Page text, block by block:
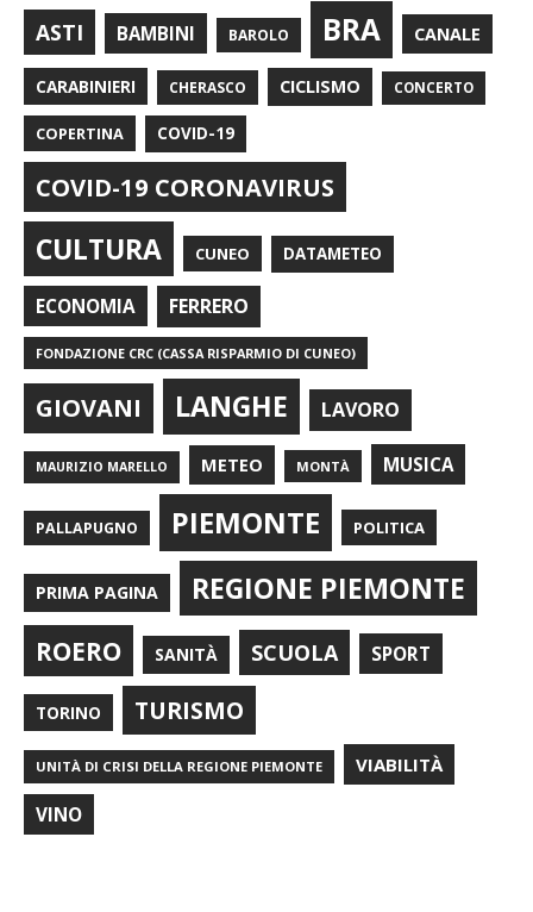
ASTI BAMBINI BAROLO BRA CANALE
CARABINIERI CHERASCO CICLISMO CONCERTO
COPERTINA COVID-19
COVID-19 CORONAVIRUS
CULTURA CUNEO DATAMETEO
ECONOMIA FERRERO
FONDAZIONE CRC (CASSA RISPARMIO DI CUNEO)
GIOVANI LANGHE LAVORO
MAURIZIO MARELLO METEO MONTÀ MUSICA
PALLAPUGNO PIEMONTE POLITICA
PRIMA PAGINA REGIONE PIEMONTE
ROERO SANITÀ SCUOLA SPORT
TORINO TURISMO
UNITÀ DI CRISI DELLA REGIONE PIEMONTE VIABILITÀ
VINO